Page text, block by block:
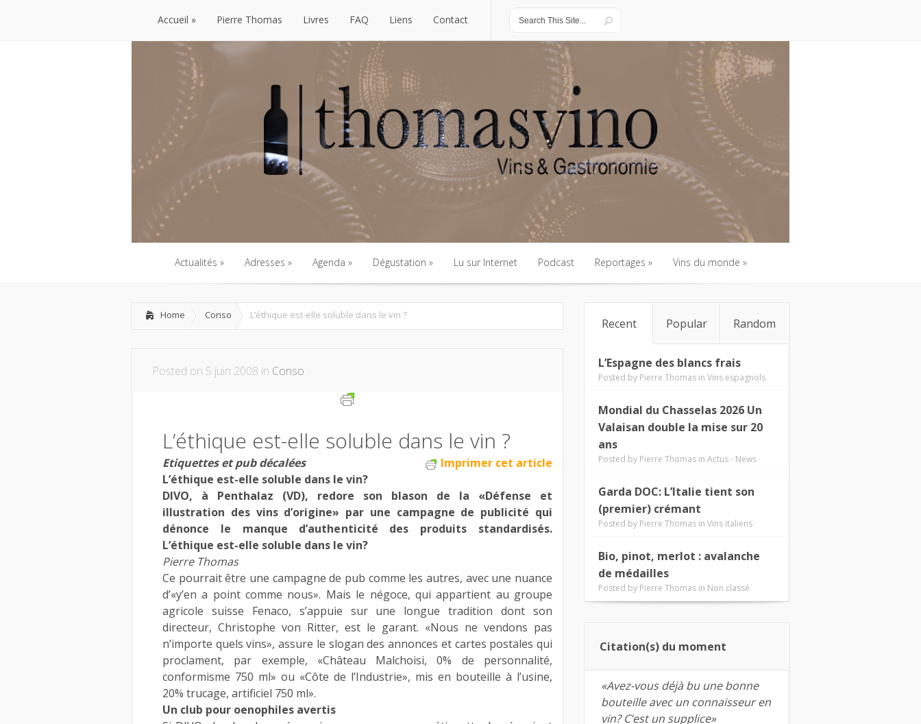
Accueil
Accueil
Pierre Thomas Livres FAQ Liens Contact
Actualités
Actualités
Adresses
Adresses
Agenda
Agenda
Dégustation
Dégustation
Lu sur Internet
Lu sur Internet
Podcast
Podcast
Reportages
Reportages
Vins du monde
Vins du monde
Home Conso L’éthique est-elle soluble dans le vin ?
Posted on 5 juin 2008 in Conso
L’éthique est-elle soluble dans le vin ?
Imprimer cet article
Etiquettes et pub décalées
L’éthique est-elle soluble dans le vin?
DIVO, à Penthalaz (VD), redore son blason de la «Défense et
illustration des vins d’origine» par une campagne de publicité qui
dénonce le manque d’authenticité des produits standardisés.
L’éthique est-elle soluble dans le vin?
Pierre Thomas
Ce pourrait être une campagne de pub comme les autres, avec une nuance
d’«y’en a point comme nous». Mais le négoce, qui appartient au groupe
agricole suisse Fenaco, s’appuie sur une longue tradition dont son
directeur, Christophe von Ritter, est le garant. «Nous ne vendons pas
n’importe quels vins», assure le slogan des annonces et cartes postales qui
proclament, par exemple, «Château Malchoisi, 0% de personnalité,
conformisme 750 ml» ou «Côte de l’Industrie», mis en bouteille à l’usine,
20% trucage, artificiel 750 ml».
Un club pour oenophiles avertis
Recent Popular Random
L’Espagne des blancs frais
Posted by Pierre Thomas in Vins espagnols
Mondial du Chasselas 2026 Un
Valaisan double la mise sur 20
ans
Posted by Pierre Thomas in Actus - News
Garda DOC: L’Italie tient son
(premier) crémant
Posted by Pierre Thomas in Vins italiens
Bio, pinot, merlot : avalanche
de médailles
Posted by Pierre Thomas in Non classé
Citation(s) du moment
«Avez-vous déjà bu une bonne
bouteille avec un connaisseur en
vin? C’est un supplice»